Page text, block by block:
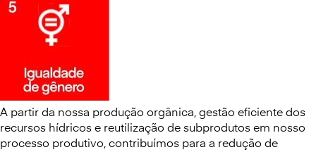
A partir da nossa produção orgânica, gestão eficiente dos
recursos hídricos e reutilização de subprodutos em nosso
processo produtivo, contribuímos para a redução de